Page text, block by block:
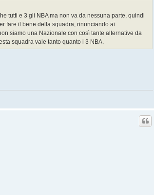
tutti e 3 gli NBA ma non va da nessuna parte, quindi
fare il bene della squadra, rinunciando ai
siamo una Nazionale con così tante alternative da
squadra vale tanto quanto i 3 NBA.